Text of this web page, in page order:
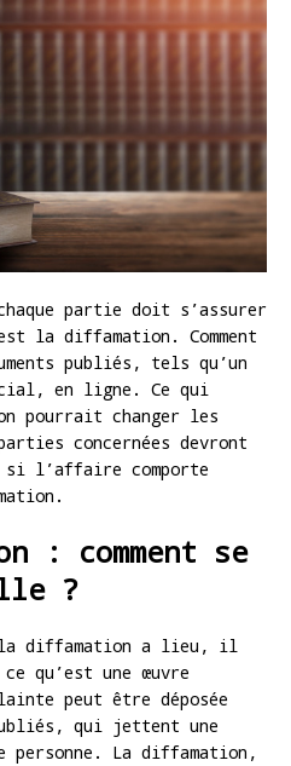
partie doit s’assurer
la diffamation. Comment
publiés, tels qu’un
en ligne. Ce qui
pourrait changer les
concernées devront
si l’affaire comporte
: comment se
?
la diffamation a lieu, il
qu’est une œuvre
peut être déposée
qui jettent une
personne. La diffamation,